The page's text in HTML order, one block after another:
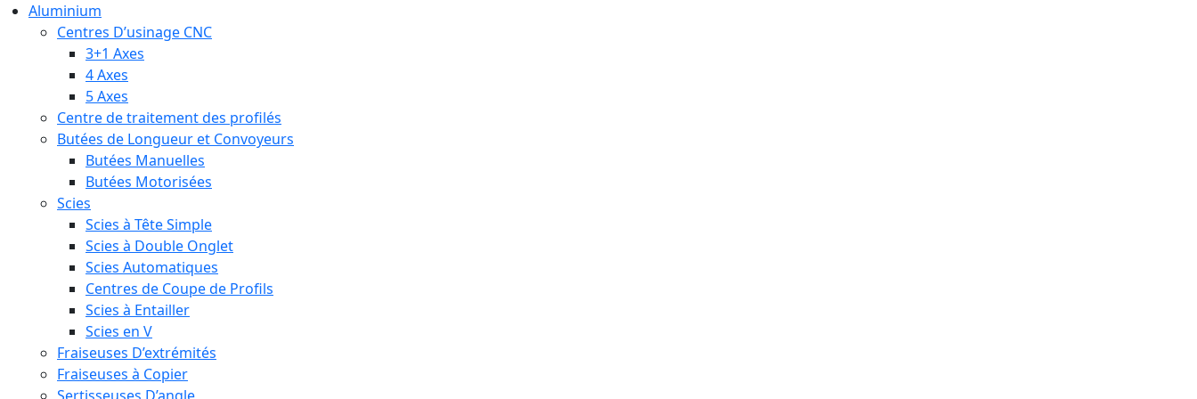
Aluminium
Centres D’usinage CNC
3+1 Axes
4 Axes
5 Axes
Centre de traitement des profilés
Butées de Longueur et Convoyeurs
Butées Manuelles
Butées Motorisées
Scies
Scies à Tête Simple
Scies à Double Onglet
Scies Automatiques
Centres de Coupe de Profils
Scies à Entailler
Scies en V
Fraiseuses D’extrémités
Fraiseuses à Copier